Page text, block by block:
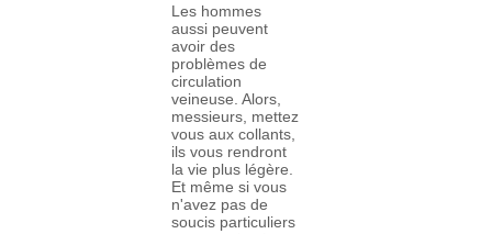
Les hommes
aussi peuvent
avoir des
problèmes de
circulation
veineuse. Alors,
messieurs, mettez
vous aux collants,
ils vous rendront
la vie plus légère.
Et même si vous
n'avez pas de
soucis particuliers